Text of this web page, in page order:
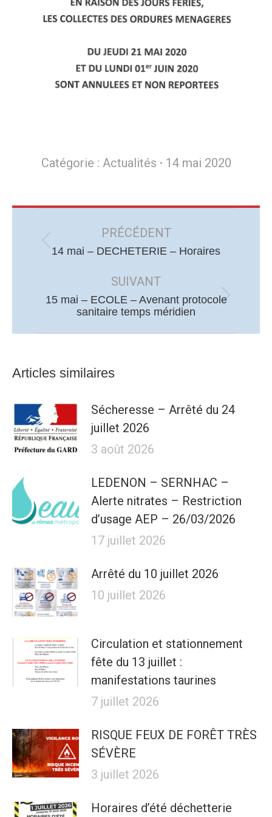
Catégorie : Actualités 14 mai 2020
PRÉCÉDENT
Article
:
14 mai – DECHETERIE – Horaires
SUIVANT
Article
suivant
15 mai – ECOLE – Avenant protocole
sanitaire temps méridien
Articles similaires
Sécheresse – Arrêté du 24
juillet 2026
3 août 2026
LEDENON – SERNHAC –
Alerte nitrates – Restriction
d’usage AEP – 26/03/2026
17 juillet 2026
Arrêté du 10 juillet 2026
10 juillet 2026
Circulation et stationnement
fête du 13 juillet :
manifestations taurines
7 juillet 2026
RISQUE FEUX DE FORÊT TRÈS
SÉVÈRE
3 juillet 2026
Horaires d’été déchetterie